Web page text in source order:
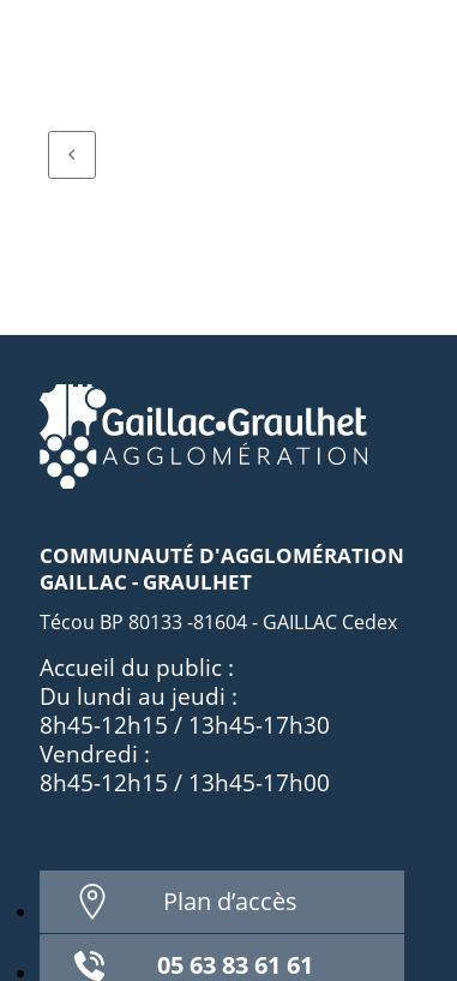
COMMUNAUTÉ D'AGGLOMÉRATION
GAILLAC - GRAULHET
Técou BP 80133 -81604 - GAILLAC Cedex
Accueil du public :
Du lundi au jeudi :
8h45-12h15 / 13h45-17h30
Vendredi :
8h45-12h15 / 13h45-17h00
Plan d’accès
05 63 83 61 61